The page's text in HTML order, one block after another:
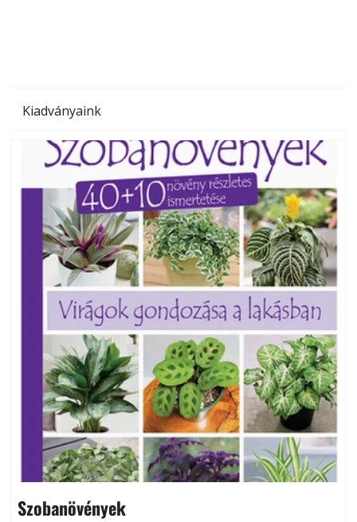
Kiadványaink
Szobanövények